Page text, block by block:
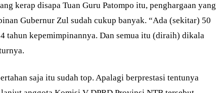
kerap disapa Tuan Guru Patompo itu, penghargaan yang
Gubernur Zul sudah cukup banyak. “Ada (sekitar) 50
tahun kepemimpinannya. Dan semua itu (diraih) dikala
saja itu sudah top. Apalagi berprestasi tentunya